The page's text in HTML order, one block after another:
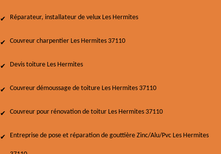
Réparateur, installateur de velux Les Hermites
Couvreur charpentier Les Hermites 37110
Devis toiture Les Hermites
Couvreur démoussage de toiture Les Hermites 37110
Couvreur pour rénovation de toitur Les Hermites 37110
Entreprise de pose et réparation de gouttière Zinc/Alu/Pvc Les Hermites